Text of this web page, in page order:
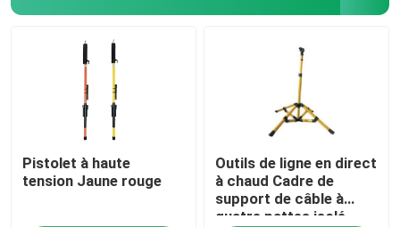
À la maison
Produits
Pistolet à haute
tension Jaune rouge
Outils de ligne en direct
à chaud Cadre de
support de câble à
quatre pattes isolé